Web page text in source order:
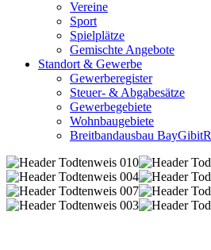
Vereine
Sport
Spielplätze
Gemischte Angebote
Standort & Gewerbe
Gewerberegister
Steuer- & Abgabesätze
Gewerbegebiete
Wohnbaugebiete
Breitbandausbau BayGibitR